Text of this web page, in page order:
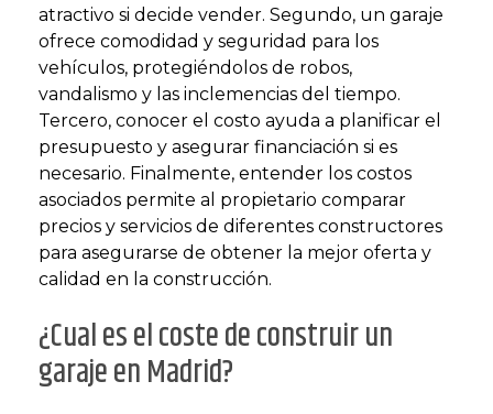
atractivo si decide vender. Segundo, un garaje
ofrece comodidad y seguridad para los
vehículos, protegiéndolos de robos,
vandalismo y las inclemencias del tiempo.
Tercero, conocer el costo ayuda a planificar el
presupuesto y asegurar financiación si es
necesario. Finalmente, entender los costos
asociados permite al propietario comparar
precios y servicios de diferentes constructores
para asegurarse de obtener la mejor oferta y
calidad en la construcción.
¿Cual es el coste de construir un
garaje en Madrid?